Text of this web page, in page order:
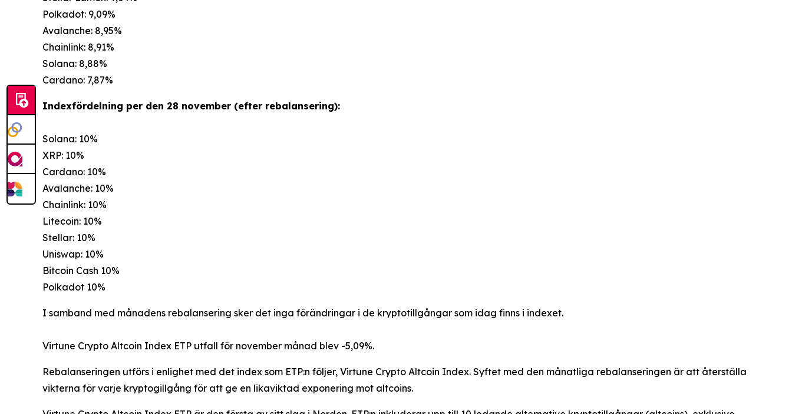
Polkadot: 9,09%
Avalanche: 8,95%
Chainlink: 8,91%
Solana: 8,88%
Cardano: 7,87%
Indexfördelning per den 28 november (efter rebalansering):
Solana: 10%
XRP: 10%
Cardano: 10%
Avalanche: 10%
Chainlink: 10%
Litecoin: 10%
Stellar: 10%
Uniswap: 10%
Bitcoin Cash 10%
Polkadot 10%
I samband med månadens rebalansering sker det inga förändringar i de kryptotillgångar som idag finns i indexet.
Virtune Crypto Altcoin Index ETP utfall för november månad blev -5,09%.
Rebalanseringen utförs i enlighet med det index som ETP:n följer, Virtune Crypto Altcoin Index. Syftet med den månatliga rebalanseringen är att återställa
vikterna för varje kryptogillgång för att ge en likaviktad exponering mot altcoins.